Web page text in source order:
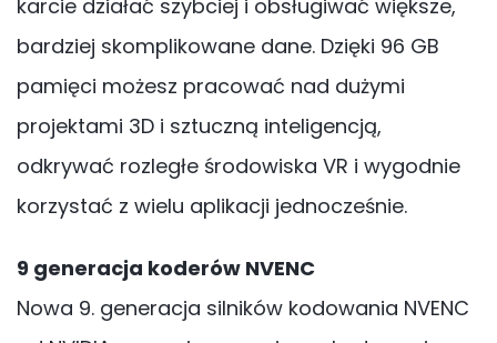
karcie działać szybciej i obsługiwać większe,
bardziej skomplikowane dane. Dzięki 96 GB
pamięci możesz pracować nad dużymi
projektami 3D i sztuczną inteligencją,
odkrywać rozległe środowiska VR i wygodnie
korzystać z wielu aplikacji jednocześnie.
9 generacja koderów NVENC
Nowa 9. generacja silników kodowania NVENC